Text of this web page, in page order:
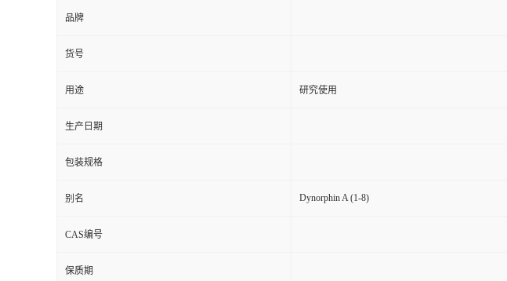
品牌
货号
用途 研究使用
生产日期
包装规格
别名 Dynorphin A (1-8)
CAS编号
保质期